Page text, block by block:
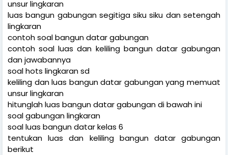
unsur lingkaran
luas bangun gabungan segitiga siku siku dan setengah
lingkaran
contoh soal bangun datar gabungan
contoh soal luas dan keliling bangun datar gabungan
dan jawabannya
soal hots lingkaran sd
keliling dan luas bangun datar gabungan yang memuat
unsur lingkaran
hitunglah luas bangun datar gabungan di bawah ini
soal gabungan lingkaran
soal luas bangun datar kelas 6
tentukan luas dan keliling bangun datar gabungan
berikut